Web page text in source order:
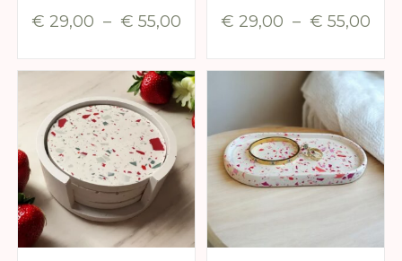
€ 29,00 – € 55,00 € 29,00 – € 55,00